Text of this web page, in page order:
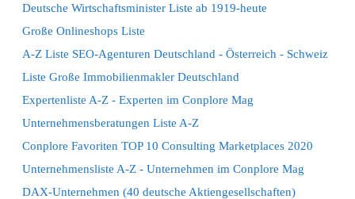
Deutsche Wirtschaftsminister Liste ab 1919-heute
Große Onlineshops Liste
A-Z Liste SEO-Agenturen Deutschland - Österreich - Schweiz
Liste Große Immobilienmakler Deutschland
Expertenliste A-Z - Experten im Conplore Mag
Unternehmensberatungen Liste A-Z
Conplore Favoriten TOP 10 Consulting Marketplaces 2020
Unternehmensliste A-Z - Unternehmen im Conplore Mag
DAX-Unternehmen (40 deutsche Aktiengesellschaften)